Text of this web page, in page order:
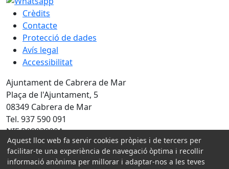
Crèdits
Contacte
Protecció de dades
Avís legal
Accessibilitat
Ajuntament de Cabrera de Mar
Plaça de l'Ajuntament, 5
08349 Cabrera de Mar
Tel. 937 590 091
NIF P0802900A
Amb la col·laboració de:
Aquest lloc web fa servir cookies pròpies i de tercers per
facilitar-te una experiència de navegació òptima i recollir
informació anònima per millorar i adaptar-nos a les teves